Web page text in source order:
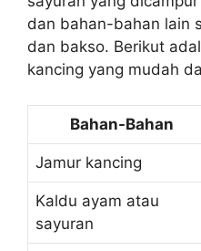
dan bahan-bahan lain
dan bakso. Berikut
kancing yang mudah
Bahan-Bahan
Jamur kancing
Kaldu ayam atau
sayuran